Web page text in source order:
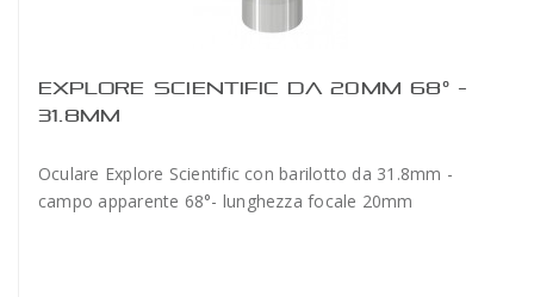
EXPLORE SCIENTIFIC DA 20MM 68° -
31.8MM
Oculare Explore Scientific con barilotto da 31.8mm -
campo apparente 68°- lunghezza focale 20mm